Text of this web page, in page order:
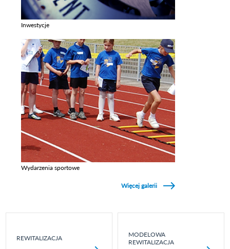
Inwestycje
Wydarzenia sportowe
Więcej galerii
REWITALIZACJA
MODELOWA
REWITALIZACJA